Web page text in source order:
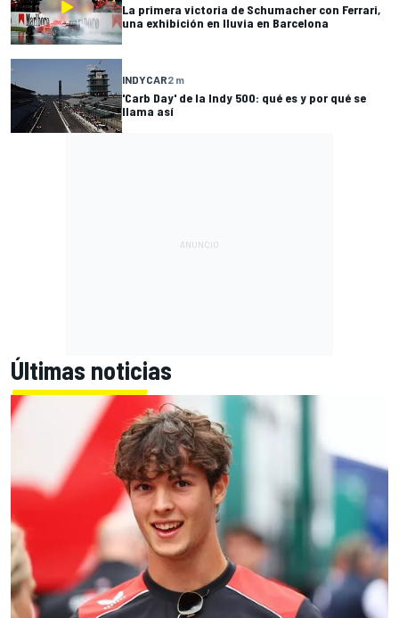
La primera victoria de Schumacher con Ferrari,
una exhibición en lluvia en Barcelona
INDYCAR2 m
'Carb Day' de la Indy 500: qué es y por qué se
llama así
Últimas noticias